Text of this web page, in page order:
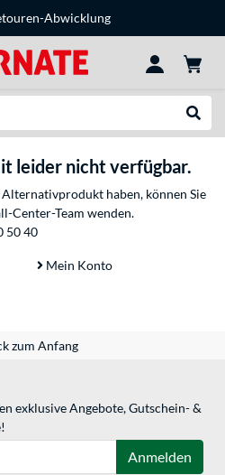
Abwicklung
leider nicht verfügbar.
Alternativprodukt haben, können Sie
Center-Team wenden.
50 40
Mein Konto
zum Anfang
exklusive Angebote, Gutschein- &
Anmelden